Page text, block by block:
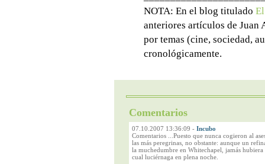
NOTA: En el blog titulado
anteriores artículos de Juan
por temas (cine, sociedad,
cronológicamente.
Comentarios
07.10.2007 13:36:09 - Incubo
Comentarios ...Puesto que nunca cogieron al
las más peregrinas, no obstante: aunque un
la muchedumbre en Whitechapel, jamás
cual luciérnaga en plena noche.